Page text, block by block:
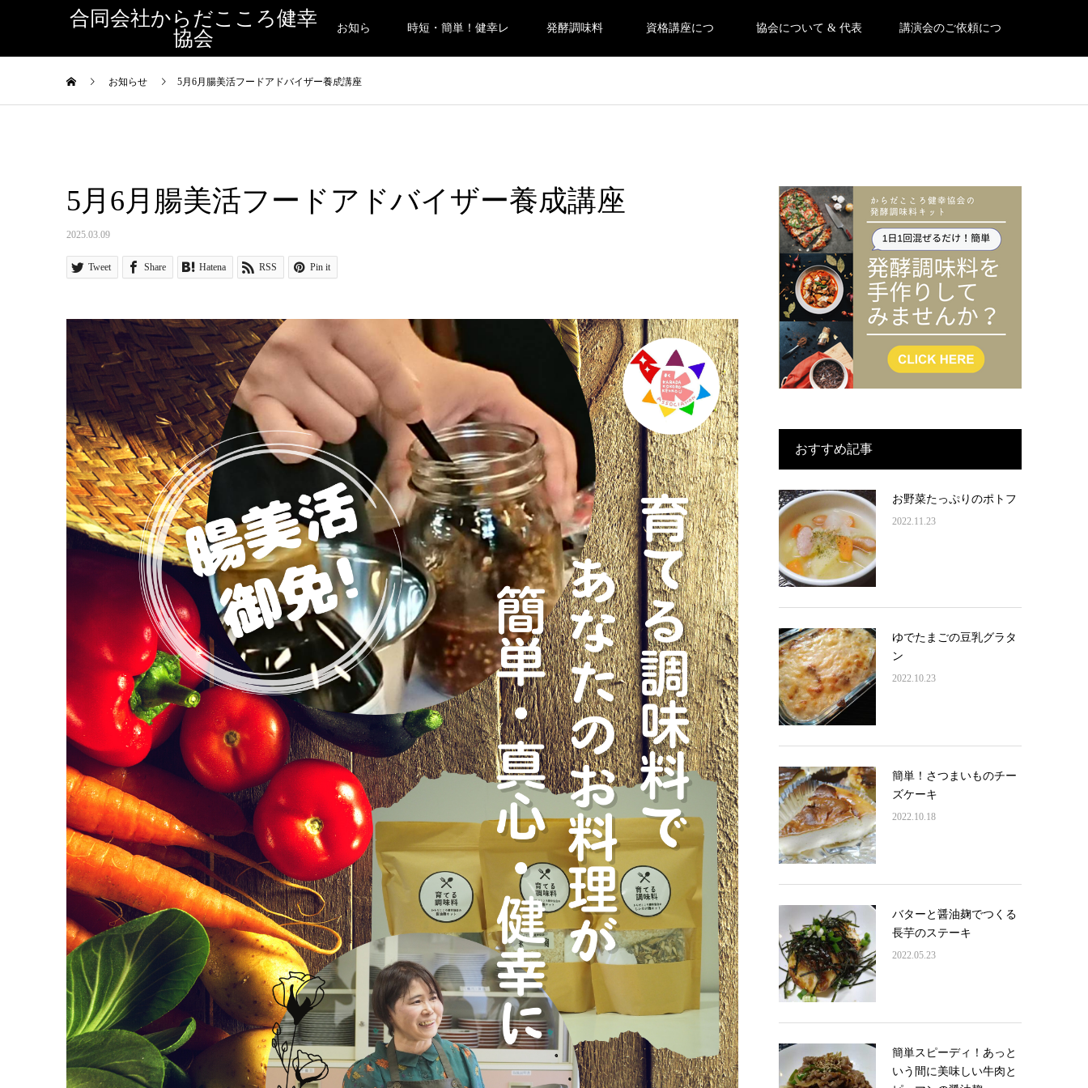
合同会社からだこころ健幸
協会
お知ら
せ
時短・簡単！健幸レ 発酵調味料 資格講座につ 協会について & 代表 講演会のご依頼につ
お知らせ 5月6月腸美活フードアドバイザー養成講座
5月6月腸美活フードアドバイザー養成講座
2025.03.09
Tweet Share Hatena RSS Pin it
おすすめ記事
お野菜たっぷりのポトフ
2022.11.23
ゆでたまごの豆乳グラタ
ン
2022.10.23
簡単！さつまいものチー
ズケーキ
2022.10.18
バターと醤油麹でつくる
長芋のステーキ
2022.05.23
簡単スピーディ！あっと
いう間に美味しい牛肉と